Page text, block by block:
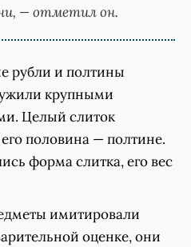
— отметил он.
рубли и полтины
крупными
Целый слиток
половина — полтине.
форма слитка, его вес
имитировали
оценке, они